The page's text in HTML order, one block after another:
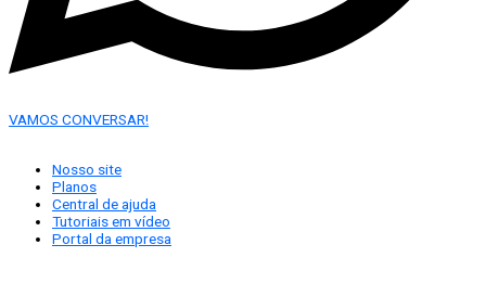
VAMOS CONVERSAR!
Nosso site
Planos
Central de ajuda
Tutoriais em vídeo
Portal da empresa